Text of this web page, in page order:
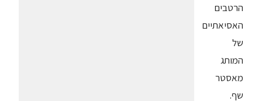
הרטבים
האסיאתיים
של
המותג
מאסטר
שף.